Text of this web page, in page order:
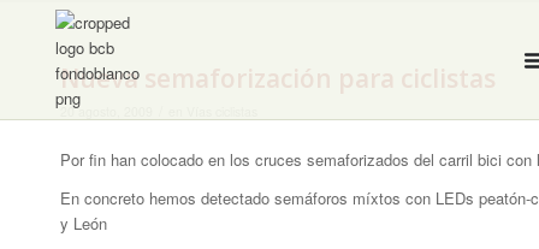
Nueva semaforización para ciclistas
20 agosto, 2009
Por fin han colocado en los cruces semaforizados del carril bici
En concreto hemos detectado semáforos míxtos con LEDs
y León